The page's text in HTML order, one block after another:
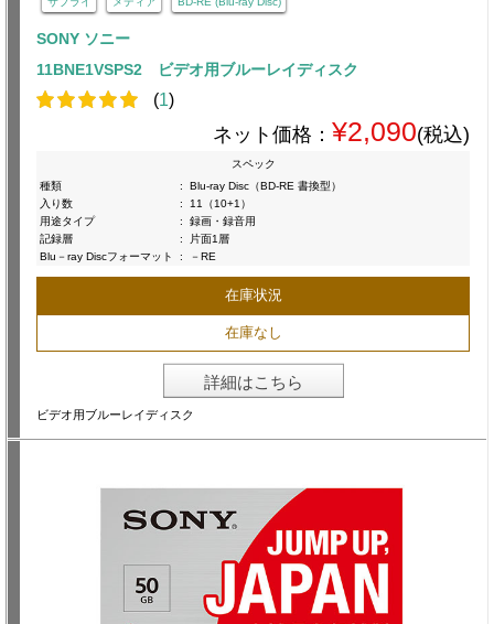
SONY ソニー
11BNE1VSPS2 ビデオ用ブルーレイディスク
(1)
ネット価格： ¥2,090(税込)
スペック
種類
:
Blu-ray Disc（BD-RE 書換型）
入り数
:
11（10+1）
用途タイプ
:
録画・録音用
記録層
:
片面1層
Blu－ray Discフォーマット
: －RE
在庫状況
在庫なし
詳細はこちら
ビデオ用ブルーレイディスク